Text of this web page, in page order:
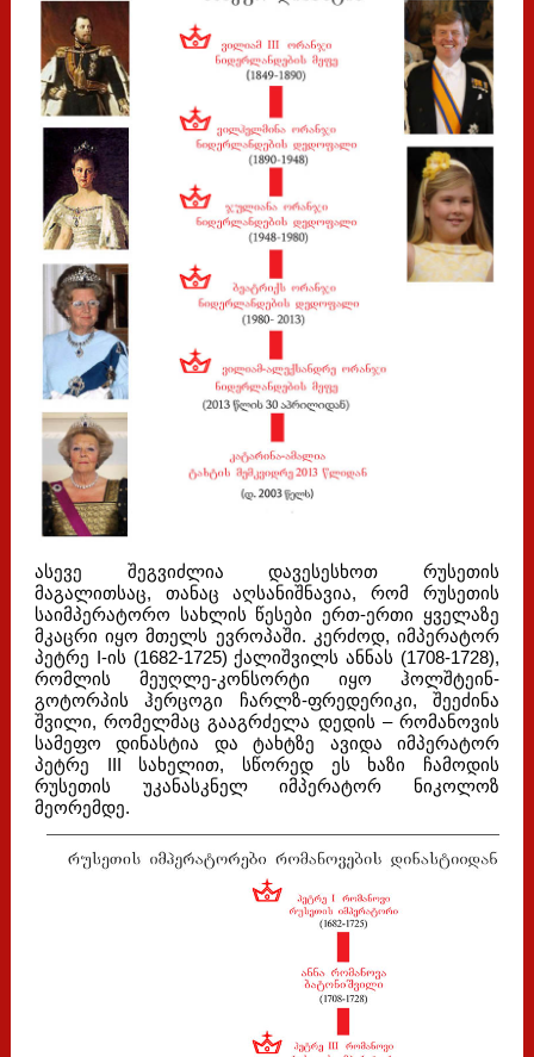
ასევე შეგვიძლია დავესესხოთ რუსეთის
მაგალითსაც, თანაც აღსანიშნავია, რომ რუსეთის
საიმპერატორო სახლის წესები ერთ-ერთი ყველაზე
მკაცრი იყო მთელს ევროპაში. კერძოდ, იმპერატორ
პეტრე I-ის (1682-1725) ქალიშვილს ანნას (1708-1728),
რომლის მეუღლე-კონსორტი იყო ჰოლშტეინ-
გოტორპის ჰერცოგი ჩარლზ-ფრედერიკი, შეეძინა
შვილი, რომელმაც გააგრძელა დედის – რომანოვის
სამეფო დინასტია და ტახტზე ავიდა იმპერატორ
პეტრე III სახელით, სწორედ ეს ხაზი ჩამოდის
რუსეთის უკანასკნელ იმპერატორ ნიკოლოზ
მეორემდე.